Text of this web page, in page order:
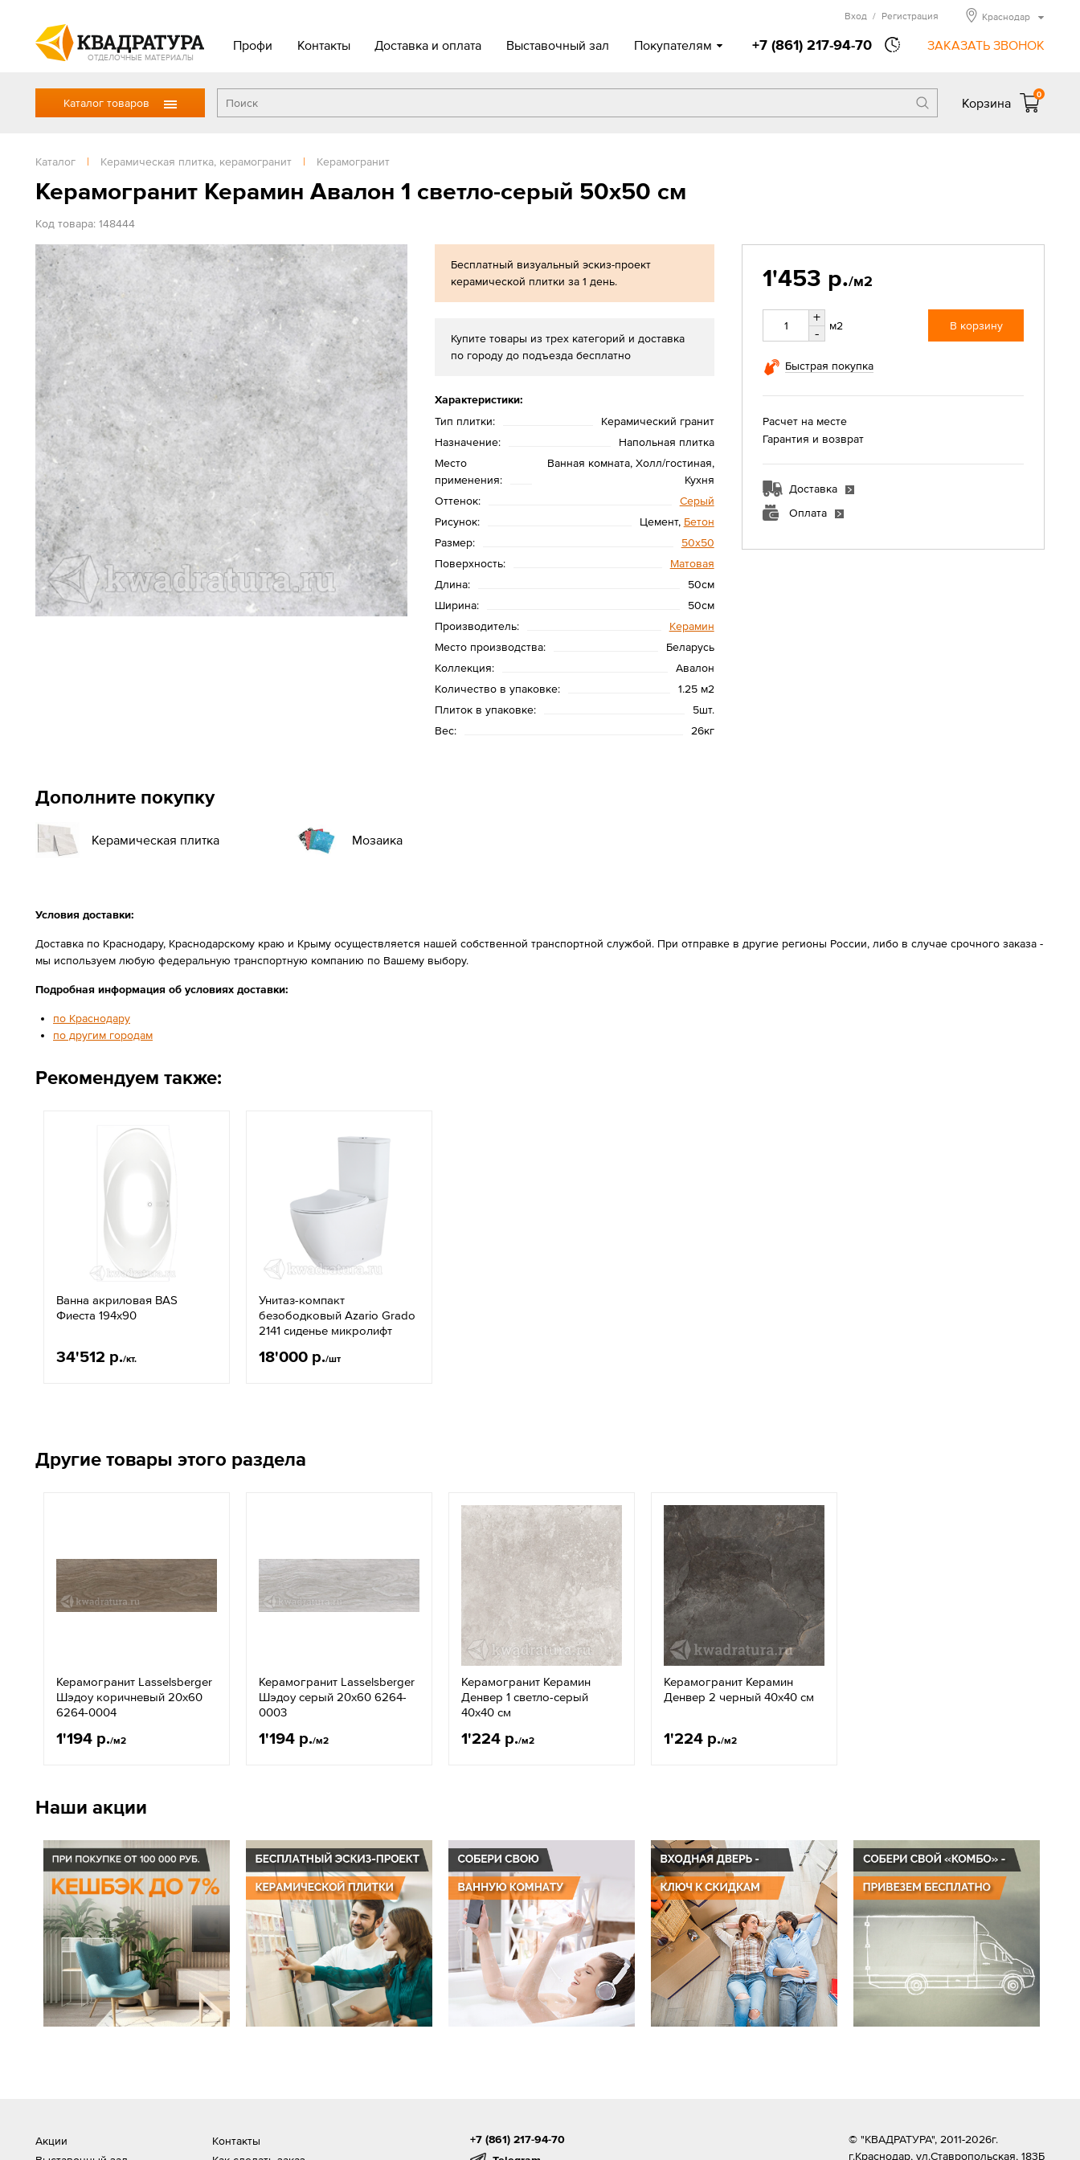
ОТДЕЛОЧНЫЕ МАТЕРИАЛЫ
Профи Контакты Доставка и оплата Выставочный зал Покупателям +7 (861) 217-94-70 ЗАКАЗАТЬ ЗВОНОК
Вход / Регистрация Краснодар
Каталог товаров Корзина
0
Каталог | Керамическая плитка, керамогранит | Керамогранит
Керамогранит Керамин Авалон 1 светло-серый 50x50 см
Код товара: 148444
Бесплатный визуальный эскиз-проект
керамической плитки за 1 день.
Купите товары из трех категорий и доставка
по городу до подъезда бесплатно
Характеристики:
Тип плитки:
Керамический гранит
Назначение:
Напольная плитка
Место
применения:
Ванная комната, Холл/гостиная,
Кухня
Оттенок:
Серый
Рисунок:
Цемент, Бетон
Размер:
50х50
Поверхность:
Матовая
Длина:
50см
Ширина:
50см
Производитель:
Керамин
Место производства:
Беларусь
Коллекция:
Авалон
Количество в упаковке:
1.25 м2
Плиток в упаковке:
5шт.
Вес:
26кг
1'453 р./м2
+
-
м2 В корзину
Быстрая покупка
Расчет на месте
Гарантия и возврат
Доставка
Оплата
Дополните покупку
Керамическая плитка Мозаика
Условия доставки:
Доставка по Краснодару, Краснодарскому краю и Крыму осуществляется нашей собственной транспортной службой. При отправке в другие регионы России, либо в случае срочного заказа -
мы используем любую федеральную транспортную компанию по Вашему выбору.
Подробная информация об условиях доставки:
по Краснодару
по другим городам
Рекомендуем также:
Ванна акриловая BAS
Фиеста 194х90
34'512 р./кт.
Унитаз-компакт
безободковый Azario Grado
2141 сиденье микролифт
18'000 р./шт
Другие товары этого раздела
Керамогранит Lasselsberger
Шэдоу коричневый 20x60
6264-0004
1'194 р./м2
Керамогранит Lasselsberger
Шэдоу серый 20x60 6264-
0003
1'194 р./м2
Керамогранит Керамин
Денвер 1 светло-серый
40x40 см
1'224 р./м2
Керамогранит Керамин
Денвер 2 черный 40x40 см
1'224 р./м2
Наши акции
Акции
Контакты
+7 (861) 217-94-70
© "КВАДРАТУРА", 2011-2026г.
г.Краснодар, ул.Ставропольская, 183Б